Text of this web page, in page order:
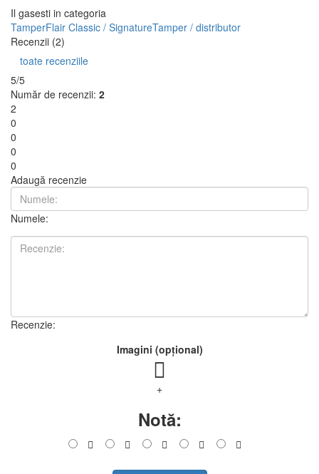
Il gasesti in categoria
TamperFlair Classic / SignatureTamper / distributor
Recenzii (2)
toate recenziile
5/5
Număr de recenzii: 2
2
0
0
0
0
Adaugă recenzie
Numele:
Recenzie:
Imagini (opțional)
+
Notă: